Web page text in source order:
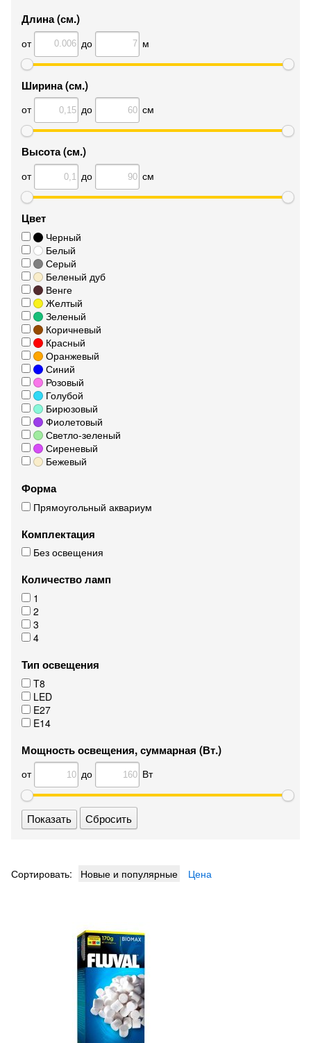
Длина (см.)
от до м
Ширина (см.)
от до см
Высота (см.)
от до см
Цвет
Черный
Белый
Серый
Беленый дуб
Венге
Желтый
Зеленый
Коричневый
Красный
Оранжевый
Синий
Розовый
Голубой
Бирюзовый
Фиолетовый
Светло-зеленый
Сиреневый
Бежевый
Форма
Прямоугольный аквариум
Комплектация
Без освещения
Количество ламп
1
2
3
4
Тип освещения
T8
LED
E27
E14
Мощность освещения, суммарная (Вт.)
от до Вт
Сбросить
Сортировать: Новые и популярные Цена